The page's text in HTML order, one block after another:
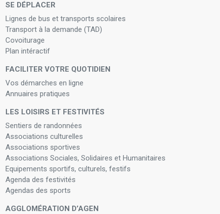
SE DÉPLACER
Lignes de bus et transports scolaires
Transport à la demande (TAD)
Covoiturage
Plan intéractif
FACILITER VOTRE QUOTIDIEN
Vos démarches en ligne
Annuaires pratiques
LES LOISIRS ET FESTIVITÉS
Sentiers de randonnées
Associations culturelles
Associations sportives
Associations Sociales, Solidaires et Humanitaires
Equipements sportifs, culturels, festifs
Agenda des festivités
Agendas des sports
AGGLOMÉRATION D’AGEN